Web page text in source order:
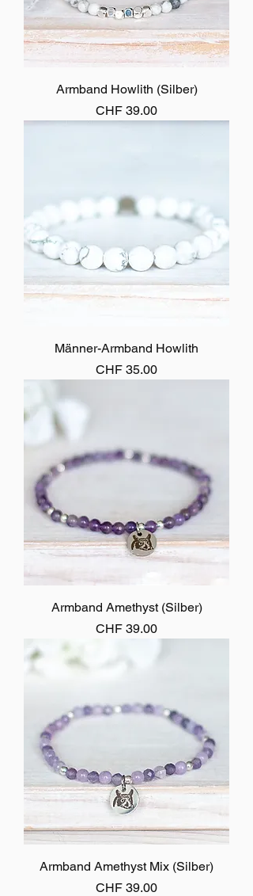
Armband Howlith (Silber)
Preis
CHF 39.00
Männer-Armband Howlith
Preis
CHF 35.00
Armband Amethyst (Silber)
Preis
CHF 39.00
Armband Amethyst Mix (Silber)
Preis
CHF 39.00